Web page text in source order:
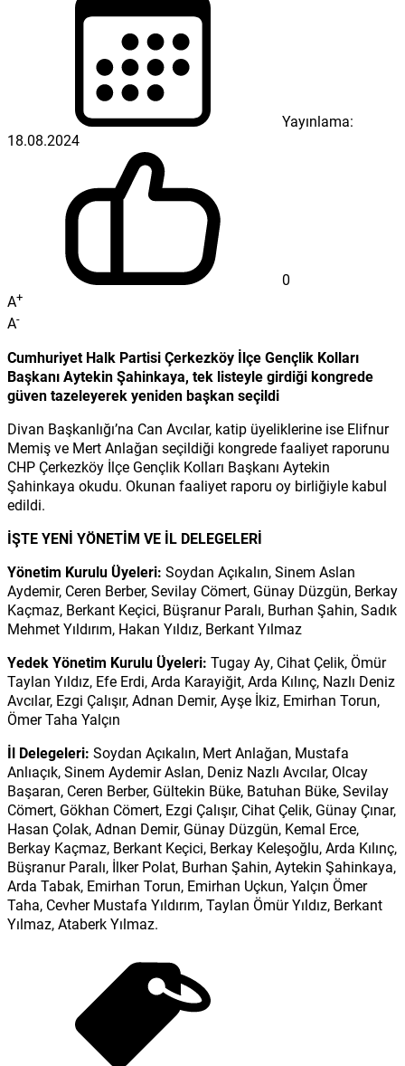
Yayınlama:
18.08.2024
0
A+
A-
Cumhuriyet Halk Partisi Çerkezköy İlçe Gençlik Kolları
Başkanı Aytekin Şahinkaya, tek listeyle girdiği kongrede
güven tazeleyerek yeniden başkan seçildi
Divan Başkanlığı’na Can Avcılar, katip üyeliklerine ise Elifnur
Memiş ve Mert Anlağan seçildiği kongrede faaliyet raporunu
CHP Çerkezköy İlçe Gençlik Kolları Başkanı Aytekin
Şahinkaya okudu. Okunan faaliyet raporu oy birliğiyle kabul
edildi.
İŞTE YENİ YÖNETİM VE İL DELEGELERİ
Yönetim Kurulu Üyeleri: Soydan Açıkalın, Sinem Aslan
Aydemir, Ceren Berber, Sevilay Cömert, Günay Düzgün, Berkay
Kaçmaz, Berkant Keçici, Büşranur Paralı, Burhan Şahin, Sadık
Mehmet Yıldırım, Hakan Yıldız, Berkant Yılmaz
Yedek Yönetim Kurulu Üyeleri: Tugay Ay, Cihat Çelik, Ömür
Taylan Yıldız, Efe Erdi, Arda Karayiğit, Arda Kılınç, Nazlı Deniz
Avcılar, Ezgi Çalışır, Adnan Demir, Ayşe İkiz, Emirhan Torun,
Ömer Taha Yalçın
İl Delegeleri: Soydan Açıkalın, Mert Anlağan, Mustafa
Anlıaçık, Sinem Aydemir Aslan, Deniz Nazlı Avcılar, Olcay
Başaran, Ceren Berber, Gültekin Büke, Batuhan Büke, Sevilay
Cömert, Gökhan Cömert, Ezgi Çalışır, Cihat Çelik, Günay Çınar,
Hasan Çolak, Adnan Demir, Günay Düzgün, Kemal Erce,
Berkay Kaçmaz, Berkant Keçici, Berkay Keleşoğlu, Arda Kılınç,
Büşranur Paralı, İlker Polat, Burhan Şahin, Aytekin Şahinkaya,
Arda Tabak, Emirhan Torun, Emirhan Uçkun, Yalçın Ömer
Taha, Cevher Mustafa Yıldırım, Taylan Ömür Yıldız, Berkant
Yılmaz, Ataberk Yılmaz.